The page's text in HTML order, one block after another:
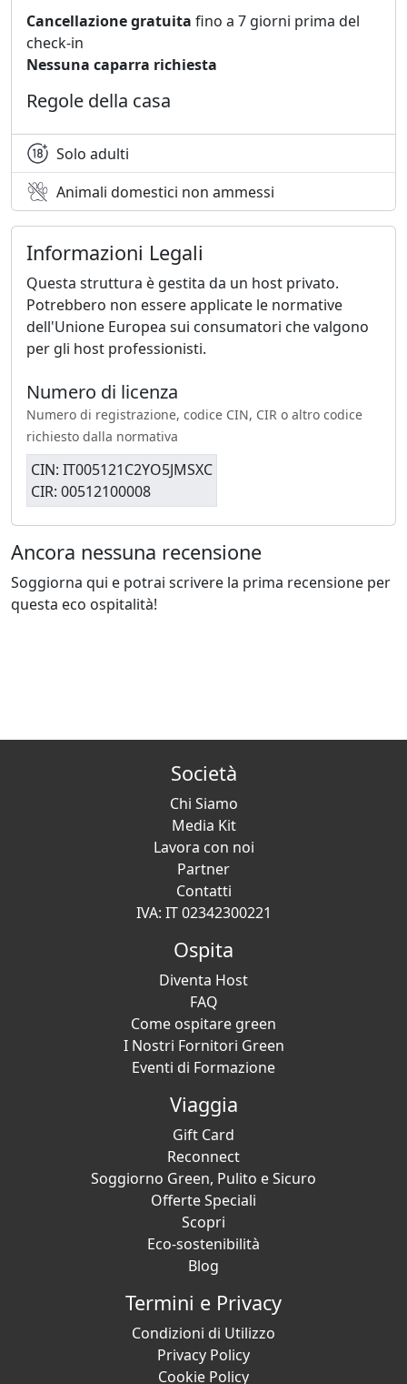
Cancellazione gratuita fino a 7 giorni prima del
check-in
Nessuna caparra richiesta
Regole della casa
Solo adulti
Animali domestici non ammessi
Informazioni Legali
Questa struttura è gestita da un host privato.
Potrebbero non essere applicate le normative
dell'Unione Europea sui consumatori che valgono
per gli host professionisti.
Numero di licenza
Numero di registrazione, codice CIN, CIR o altro codice
richiesto dalla normativa
CIN: IT005121C2YO5JMSXC
CIR: 00512100008
Ancora nessuna recensione
Soggiorna qui e potrai scrivere la prima recensione per
questa eco ospitalità!
Società
Chi Siamo
Media Kit
Lavora con noi
Partner
Contatti
IVA: IT 02342300221
Ospita
Diventa Host
FAQ
Come ospitare green
I Nostri Fornitori Green
Eventi di Formazione
Viaggia
Gift Card
Reconnect
Soggiorno Green, Pulito e Sicuro
Offerte Speciali
Scopri
Eco-sostenibilità
Blog
Termini e Privacy
Condizioni di Utilizzo
Privacy Policy
Cookie Policy